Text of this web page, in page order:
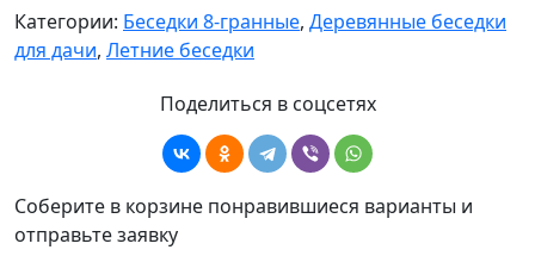
Категории: Беседки 8-гранные, Деревянные беседки
для дачи, Летние беседки
Поделиться в соцсетях
Соберите в корзине понравившиеся варианты и
отправьте заявку